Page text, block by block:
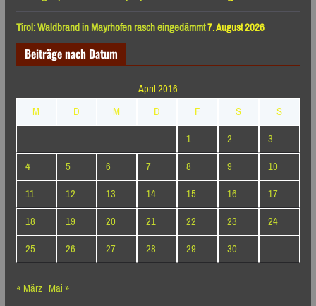
Tirol: Waldbrand in Mayrhofen rasch eingedämmt7. August 2026
Beiträge nach Datum
April 2016
M
D M D F S
S
1
2
3
4
5 6 7 8 9
10
11
12 13 14 15 16
17
18
19 20 21 22 23
24
25
26 27 28 29
30
« März Mai »